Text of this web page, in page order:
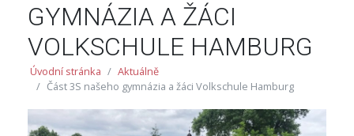
GYMNÁZIA A ŽÁCI
VOLKSCHULE HAMBURG
Úvodní stránka
Aktuálně
Část 3S našeho gymnázia a žáci Volkschule Hamburg